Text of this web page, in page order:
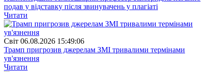
подав у відставку після звинувачень у плагіаті
Читати
Свiт 06.08.2026 15:49:06
Трамп пригрозив джерелам ЗМІ тривалими термінами
ув'язнення
Читати